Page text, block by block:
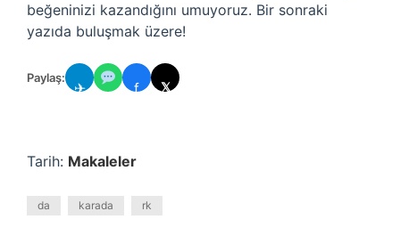
beğeninizi kazandığını umuyoruz. Bir sonraki
yazıda buluşmak üzere!
Paylaş:
✈ f 𝕏
Tarih: Makaleler
da karada rk